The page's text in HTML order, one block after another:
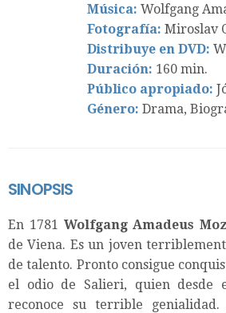
Música: Wolfgang
Fotografía: Miroslav
Distribuye en DVD:
Duración: 160 min.
Público apropiado:
Género: Drama,
SINOPSIS
En 1781 Wolfgang Amadeus
de Viena. Es un joven
de talento. Pronto consigue
el odio de Salieri, quien desde
reconoce su terrible